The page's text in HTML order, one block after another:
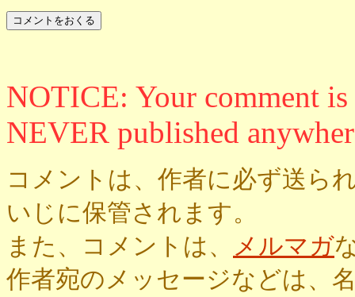
NOTICE: Your comment
NEVER published
コメントは、作者に必ず送ら
いじに保管されます。
また、コメントは、
メルマガ
作者宛のメッセージなどは、